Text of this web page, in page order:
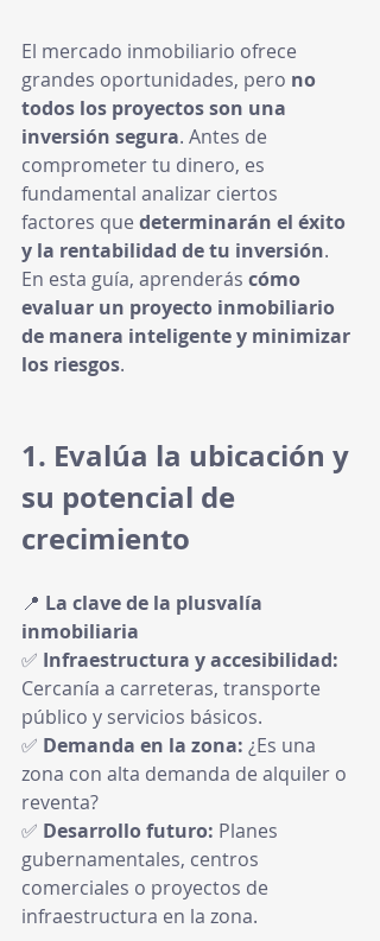
El mercado inmobiliario ofrece
grandes oportunidades, pero no
todos los proyectos son una
inversión segura. Antes de
comprometer tu dinero, es
fundamental analizar ciertos
factores que determinarán el éxito
y la rentabilidad de tu inversión.
En esta guía, aprenderás cómo
evaluar un proyecto inmobiliario
de manera inteligente y minimizar
los riesgos.
1. Evalúa la ubicación y
su potencial de
crecimiento
📍 La clave de la plusvalía
inmobiliaria
✅ Infraestructura y accesibilidad:
Cercanía a carreteras, transporte
público y servicios básicos.
✅ Demanda en la zona: ¿Es una
zona con alta demanda de alquiler o
reventa?
✅ Desarrollo futuro: Planes
gubernamentales, centros
comerciales o proyectos de
infraestructura en la zona.